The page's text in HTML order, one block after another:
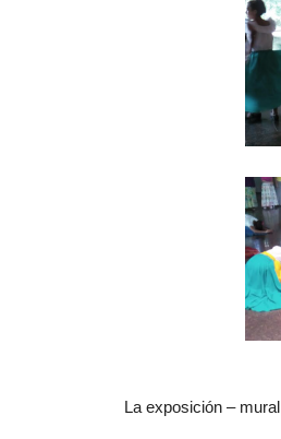
La exposición – mural